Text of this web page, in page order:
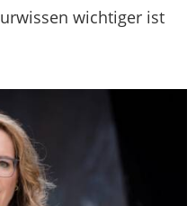
wichtiger ist